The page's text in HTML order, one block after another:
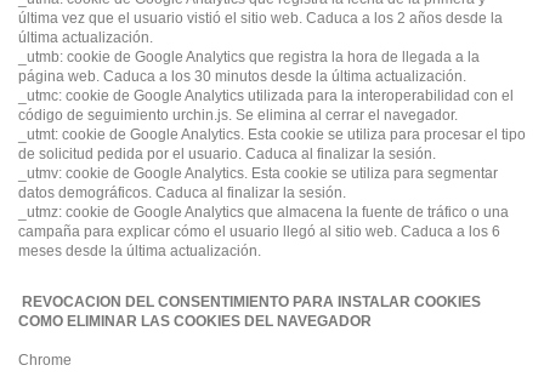
última vez que el usuario vistió el sitio web. Caduca a los 2 años desde la
última actualización.
_utmb: cookie de Google Analytics que registra la hora de llegada a la
página web. Caduca a los 30 minutos desde la última actualización.
_utmc: cookie de Google Analytics utilizada para la interoperabilidad con el
código de seguimiento urchin.js. Se elimina al cerrar el navegador.
_utmt: cookie de Google Analytics. Esta cookie se utiliza para procesar el tipo
de solicitud pedida por el usuario. Caduca al finalizar la sesión.
_utmv: cookie de Google Analytics. Esta cookie se utiliza para segmentar
datos demográficos. Caduca al finalizar la sesión.
_utmz: cookie de Google Analytics que almacena la fuente de tráfico o una
campaña para explicar cómo el usuario llegó al sitio web. Caduca a los 6
meses desde la última actualización.
REVOCACION DEL CONSENTIMIENTO PARA INSTALAR COOKIES
COMO ELIMINAR LAS COOKIES DEL NAVEGADOR
Chrome